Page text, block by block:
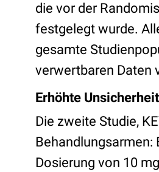
die vor der
festgelegt wurde.
gesamte
verwertbaren Daten
Erhöhte
Die zweite Studie,
Behandlungsarmen:
Dosierung von 10